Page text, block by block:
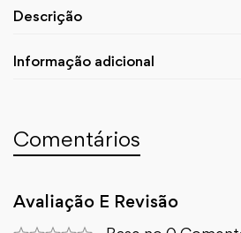
Descrição
Informação adicional
Comentários
Avaliação E Revisão